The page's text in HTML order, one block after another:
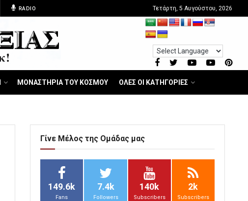
RADIO Τετάρτη, 5 Αυγούστου, 2026
ΜΟΝΑΣΤΗΡΙΑ ΤΟΥ ΚΟΣΜΟΥ ΟΛΕΣ ΟΙ ΚΑΤΗΓΟΡΙΕΣ
Γίνε Μέλος της Ομάδας μας
149.6k
Fans
7.4k
Followers
140k
Subscribers
2k
Subscribers